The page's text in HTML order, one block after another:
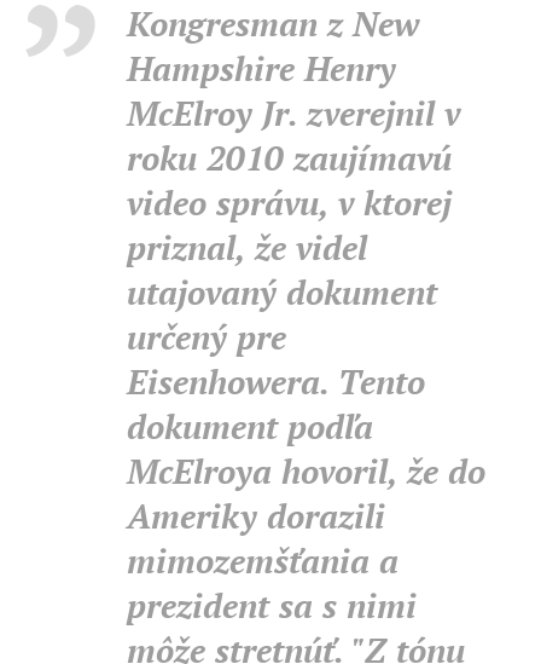
Kongresman z New
Hampshire Henry
McElroy Jr. zverejnil v
roku 2010 zaujímavú
video správu, v ktorej
priznal, že videl
utajovaný dokument
určený pre
Eisenhowera. Tento
dokument podľa
McElroya hovoril, že do
Ameriky dorazili
mimozemšťania a
prezident sa s nimi
môže stretnúť. "Z tónu